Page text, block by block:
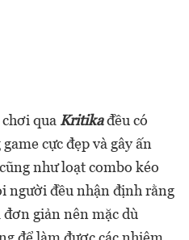
qua Kritikađều có
cực đẹp và gây ấn
như loạt combo kéo
người đều nhận định rằng
giản nên mặc dù